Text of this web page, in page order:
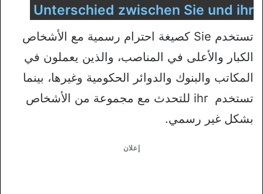
Unterschied zwischen Sie und ihr
تستخدم Sie كصيغة احترام رسمية مع الأشخاص
الكبار والأعلى في المناصب، والذين يعملون في
المكاتب والبنوك والدوائر الحكومية وغيرها، بينما
تستخدم ihr للتحدث مع مجموعة من الأشخاص
بشكل غير رسمي.
إعلان